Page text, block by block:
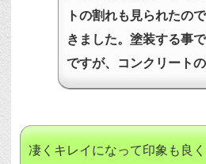
トの割れも見られたの
きました。塗装する事
ですが、コンクリート
凄くキレイになって印象も良